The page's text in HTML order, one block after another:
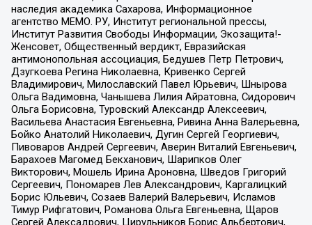
наследия академика Сахарова, Информационное
агентство МЕМО. РУ, Институт региональной прессы,
Институт Развития Свободы Информации, Экозащита!-
Женсовет, Общественный вердикт, Евразийская
антимонопольная ассоциация, Бедушев Петр Петрович,
Дзугкоева Регина Николаевна, Кривенко Сергей
Владимирович, Милославский Павел Юрьевич, Шнырова
Ольга Вадимовна, Чанышева Лилия Айратовна, Сидорович
Ольга Борисовна, Туровский Александр Алексеевич,
Васильева Анастасия Евгеньевна, Ривина Анна Валерьевна,
Бойко Анатолий Николаевич, Дугин Сергей Георгиевич,
Пивоваров Андрей Сергеевич, Аверин Виталий Евгеньевич,
Барахоев Магомед Бекханович, Шарипков Олег
Викторович, Мошель Ирина Ароновна, Шведов Григорий
Сергеевич, Пономарев Лев Александрович, Каргалицкий
Борис Юльевич, Созаев Валерий Валерьевич, Исламов
Тимур Рифгатович, Романова Ольга Евгеньевна, Щаров
Сергей Алексадрович, Цирульников Борис Альбертович,